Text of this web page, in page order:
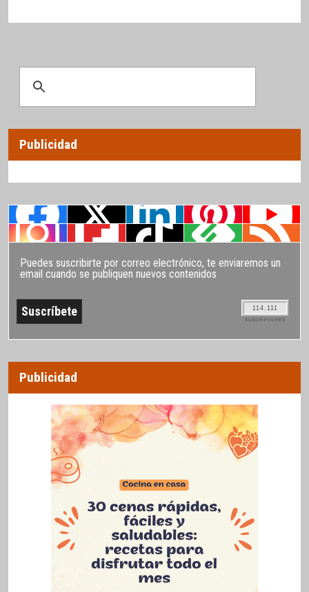
Publicidad
Puedes suscribirte por correo electrónico, te enviaremos un
email cuando se publiquen nuevos contenidos
114.111
SUSCRIPTORES
Publicidad